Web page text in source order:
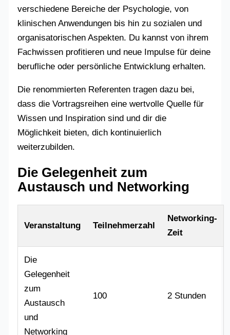
verschiedene Bereiche der Psychologie, von
klinischen Anwendungen bis hin zu sozialen und
organisatorischen Aspekten. Du kannst von ihrem
Fachwissen profitieren und neue Impulse für deine
berufliche oder persönliche Entwicklung erhalten.
Die renommierten Referenten tragen dazu bei,
dass die Vortragsreihen eine wertvolle Quelle für
Wissen und Inspiration sind und dir die
Möglichkeit bieten, dich kontinuierlich
weiterzubilden.
Die Gelegenheit zum
Austausch und Networking
Veranstaltung Teilnehmerzahl
Networking-
Zeit
Die
Gelegenheit
zum
Austausch
und
Networking
100 2 Stunden